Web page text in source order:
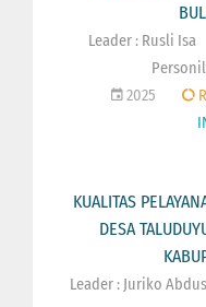
Leader : Rusli Isa
2025
KUALITAS
DESA
Leader : Juriko